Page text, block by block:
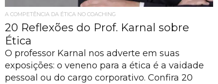
A COMPETÊNCIA DA ÉTICA NO COACHING
20 Reflexões do Prof. Karnal sobre
Ética
O professor Karnal nos adverte em suas
exposições: o veneno para a ética é a vaidade
pessoal ou do cargo corporativo. Confira 20